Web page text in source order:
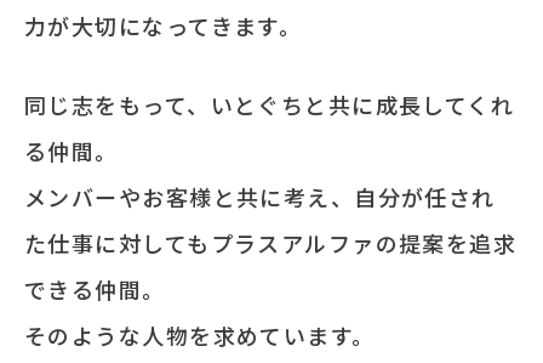
力が大切になってきます。
同じ志をもって、いとぐちと共に成長してくれ
る仲間。
メンバーやお客様と共に考え、自分が任され
た仕事に対してもプラスアルファの提案を追求
できる仲間。
そのような人物を求めています。